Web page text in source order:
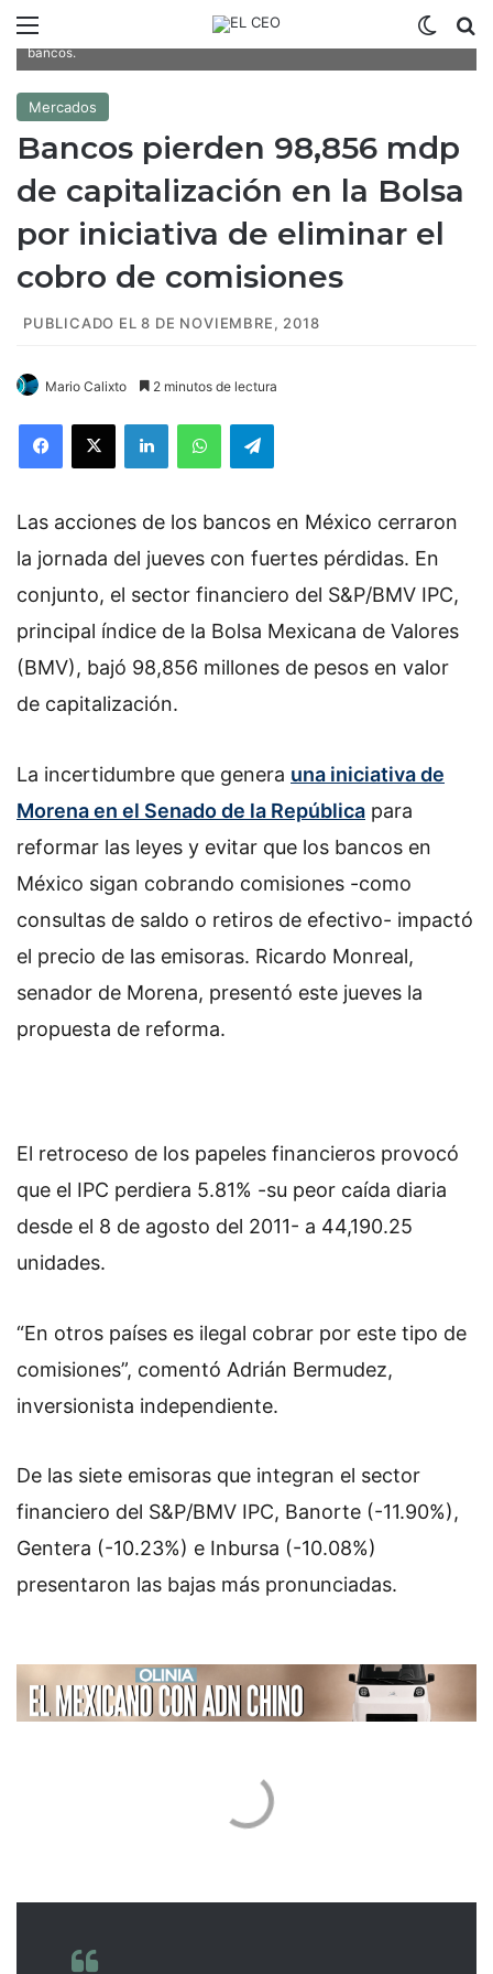
Una posible iniciativa de Morena impactó las acciones de los
bancos.
Mercados
Bancos pierden 98,856 mdp
de capitalización en la Bolsa
por iniciativa de eliminar el
cobro de comisiones
PUBLICADO EL 8 DE NOVIEMBRE, 2018
Mario Calixto 2 minutos de lectura
Las acciones de los bancos en México cerraron
la jornada del jueves con fuertes pérdidas. En
conjunto, el sector financiero del S&P/BMV IPC,
principal índice de la Bolsa Mexicana de Valores
(BMV), bajó 98,856 millones de pesos en valor
de capitalización.
La incertidumbre que genera una iniciativa de
Morena en el Senado de la República para
reformar las leyes y evitar que los bancos en
México sigan cobrando comisiones -como
consultas de saldo o retiros de efectivo- impactó
el precio de las emisoras. Ricardo Monreal,
senador de Morena, presentó este jueves la
propuesta de reforma.
El retroceso de los papeles financieros provocó
que el IPC perdiera 5.81% -su peor caída diaria
desde el 8 de agosto del 2011- a 44,190.25
unidades.
“En otros países es ilegal cobrar por este tipo de
comisiones”, comentó Adrián Bermudez,
inversionista independiente.
De las siete emisoras que integran el sector
financiero del S&P/BMV IPC, Banorte (-11.90%),
Gentera (-10.23%) e Inbursa (-10.08%)
presentaron las bajas más pronunciadas.